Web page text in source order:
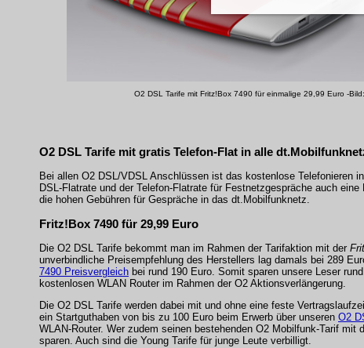
O2 DSL Tarife mit Fritz!Box 7490 für einmalige 29,99 Euro -
O2 DSL Tarife mit gratis Telefon-Flat in alle
Bei allen O2 DSL/VDSL Anschlüssen ist das kostenlose Telefonieren
DSL-Flatrate und der Telefon-Flatrate für Festnetzgespräche auch
die hohen Gebühren für Gespräche in das dt.Mobilfunknetz.
Fritz!Box 7490 für 29,99 Euro
Die O2 DSL Tarife bekommt man im Rahmen der Tarifaktion mit der
unverbindliche Preisempfehlung des Herstellers lag damals bei 289
7490 Preisvergleich bei rund 190 Euro. Somit sparen unsere Leser
kostenlosen WLAN Router im Rahmen der O2 Aktionsverlängerung.
Die O2 DSL Tarife werden dabei mit und ohne eine feste
ein Startguthaben von bis zu 100 Euro beim Erwerb über unseren O2
WLAN-Router. Wer zudem seinen bestehenden O2 Mobilfunk-Tarif
sparen. Auch sind die Young Tarife für junge Leute verbilligt.